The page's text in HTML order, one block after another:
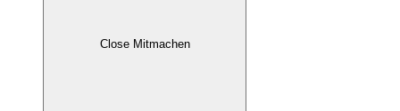
Close Mitmachen